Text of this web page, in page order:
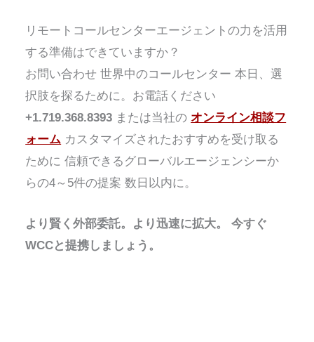
リモートコールセンターエージェントの力を活用
する準備はできていますか？
お問い合わせ世界中のコールセンター 本日、選
択肢を探るために。お電話ください
+1.719.368.8393 または当社の オンライン相談フ
ォーム カスタマイズされたおすすめを受け取る
ために信頼できるグローバルエージェンシーか
らの4～5件の提案 数日以内に。
より賢く外部委託。より迅速に拡大。今すぐ
WCCと提携しましょう。